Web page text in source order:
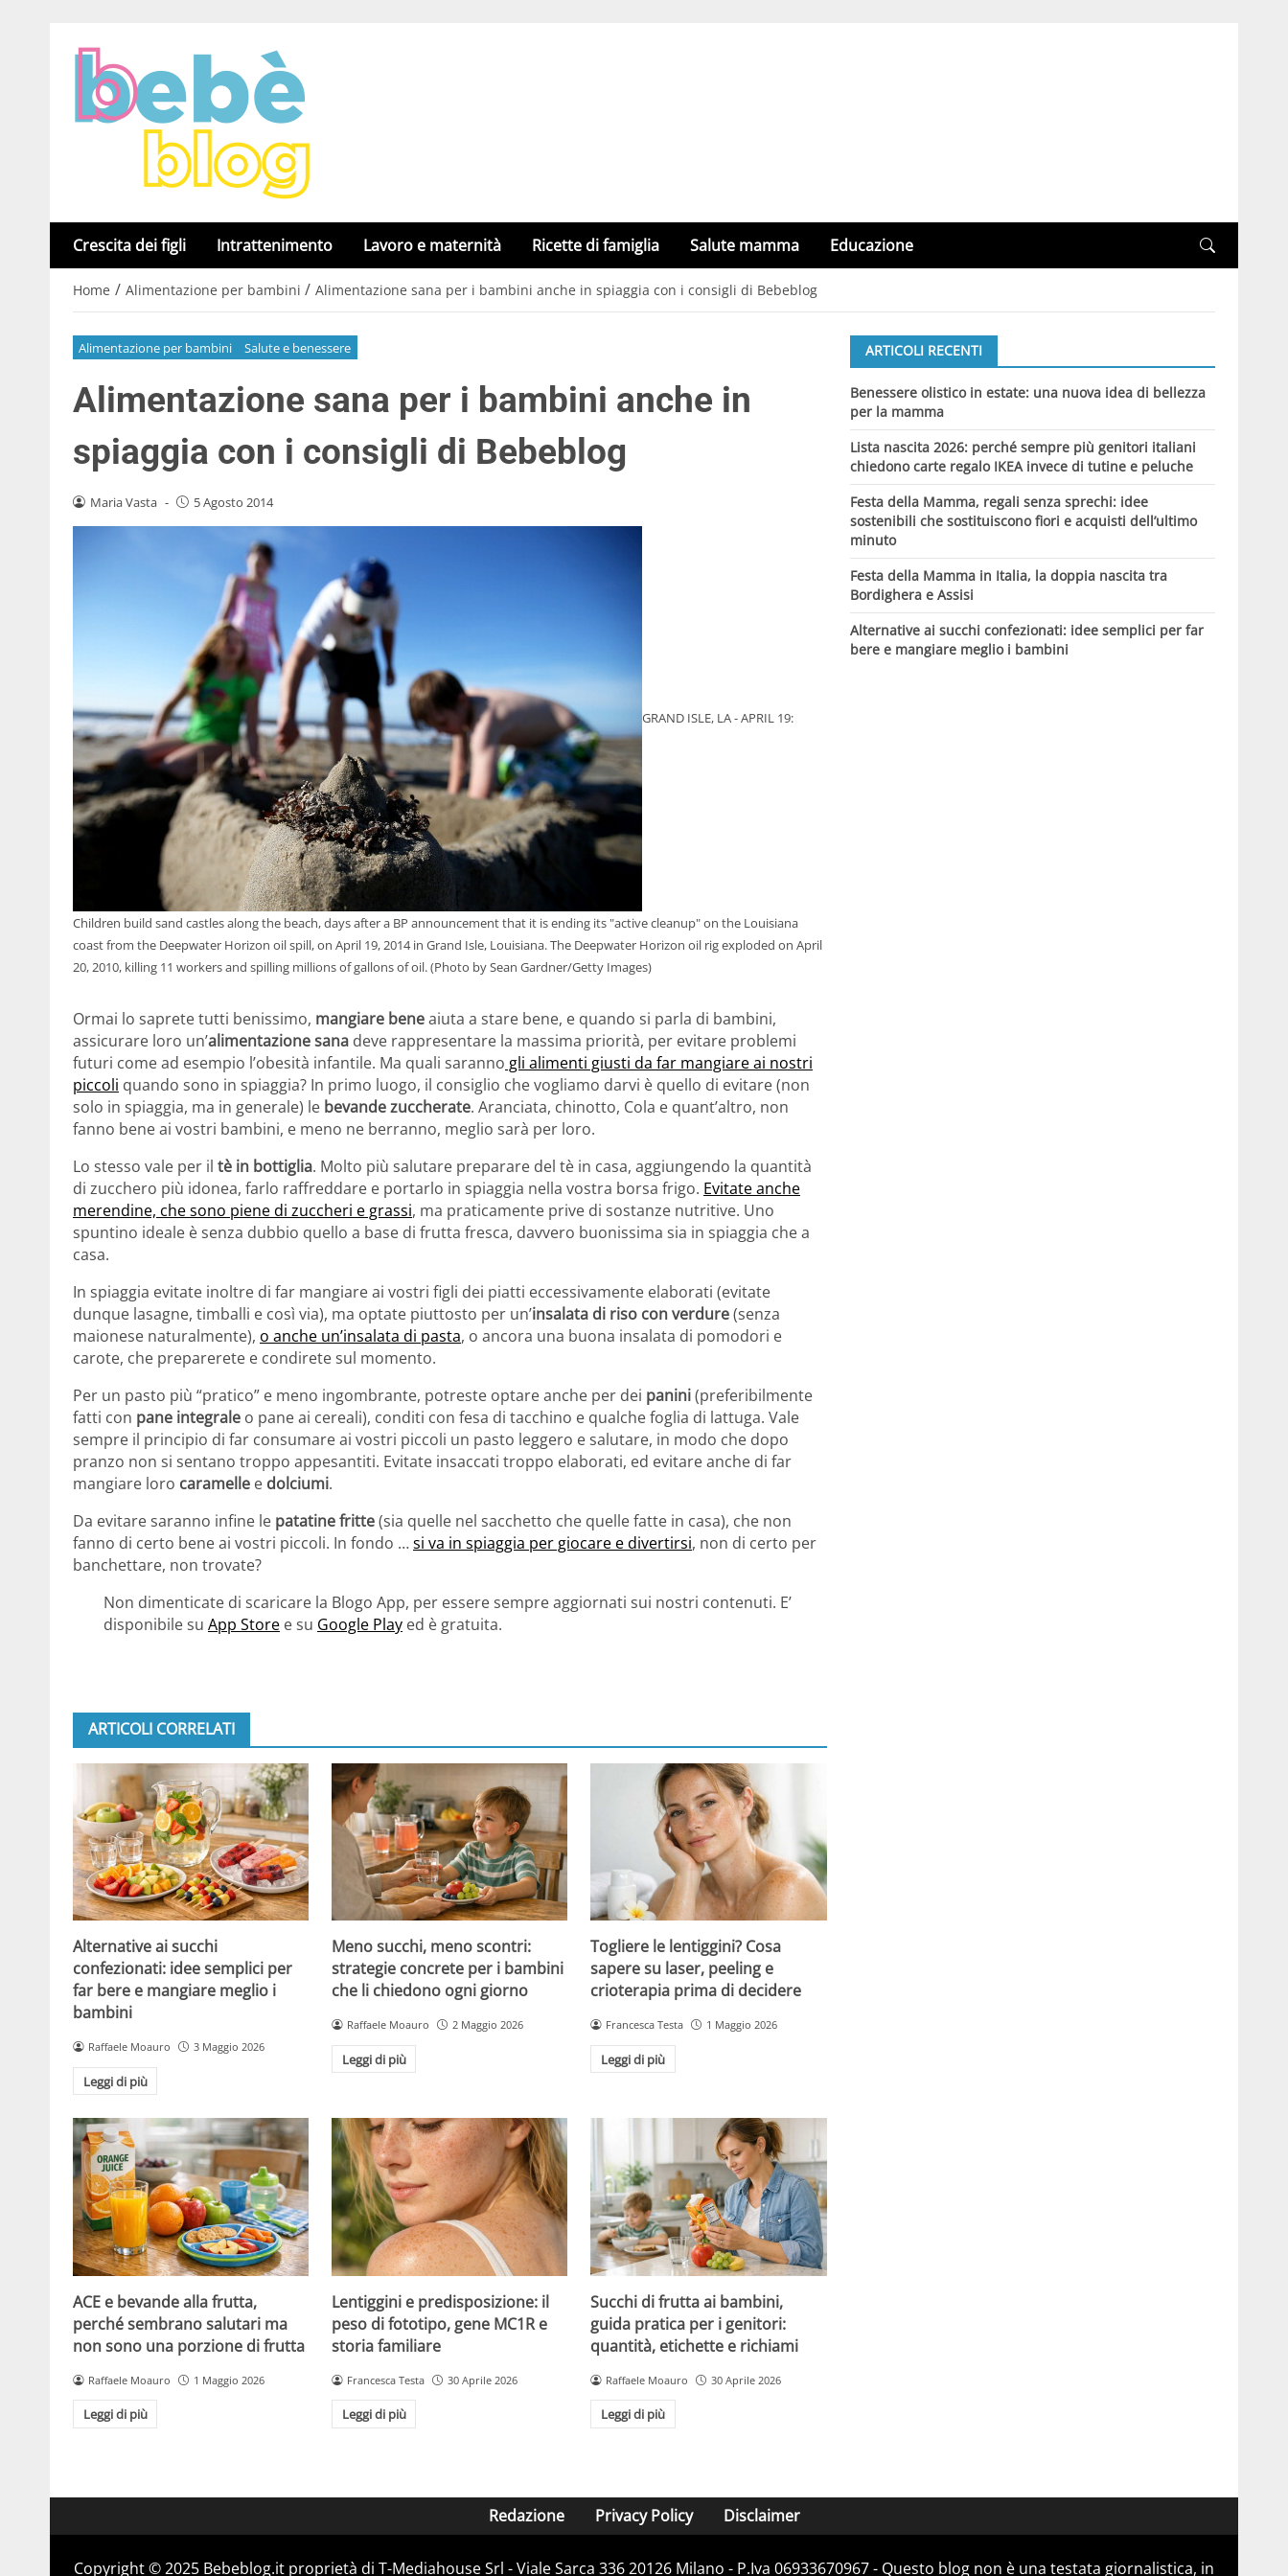
Crescita dei figli Intrattenimento Lavoro e maternità Ricette di famiglia Salute mamma Educazione
Home / Alimentazione per bambini / Alimentazione sana per i bambini anche in spiaggia con i consigli di Bebeblog
Alimentazione per bambini Salute e benessere
Alimentazione sana per i bambini anche in
spiaggia con i consigli di Bebeblog
Maria Vasta - 5 Agosto 2014
GRAND ISLE, LA - APRIL 19:
Children build sand castles along the beach, days after a BP announcement that it is ending its "active cleanup" on the Louisiana
coast from the Deepwater Horizon oil spill, on April 19, 2014 in Grand Isle, Louisiana. The Deepwater Horizon oil rig exploded on April
20, 2010, killing 11 workers and spilling millions of gallons of oil. (Photo by Sean Gardner/Getty Images)
Ormai lo saprete tutti benissimo, mangiare beneaiuta a stare bene, e quando si parla di bambini,
assicurare loro un’alimentazione sana deve rappresentare la massima priorità, per evitare problemi
futuri come ad esempio l’obesità infantile. Ma quali saranno gli alimenti giusti da far mangiare ai nostri
piccoli quando sono in spiaggia? In primo luogo, il consiglio che vogliamo darvi è quello di evitare (non
solo in spiaggia, ma in generale) le bevande zuccherate. Aranciata, chinotto, Cola e quant’altro, non
fanno bene ai vostri bambini, e meno ne berranno, meglio sarà per loro.
Lo stesso vale per il tè in bottiglia. Molto più salutare preparare del tè in casa, aggiungendo la quantità
di zucchero più idonea, farlo raffreddare e portarlo in spiaggia nella vostra borsa frigo. Evitate anche
merendine, che sono piene di zuccheri e grassi, ma praticamente prive di sostanze nutritive. Uno
spuntino ideale è senza dubbio quello a base di frutta fresca, davvero buonissima sia in spiaggia che a
casa.
In spiaggia evitate inoltre di far mangiare ai vostri figli dei piatti eccessivamente elaborati (evitate
dunque lasagne, timballi e così via), ma optate piuttosto per un’insalata di riso con verdure(senza
maionese naturalmente), o anche un’insalata di pasta, o ancora una buona insalata di pomodori e
carote, che preparerete e condirete sul momento.
Per un pasto più “pratico” e meno ingombrante, potreste optare anche per dei panini(preferibilmente
fatti con pane integrale o pane ai cereali), conditi con fesa di tacchino e qualche foglia di lattuga. Vale
sempre il principio di far consumare ai vostri piccoli un pasto leggero e salutare, in modo che dopo
pranzo non si sentano troppo appesantiti. Evitate insaccati troppo elaborati, ed evitare anche di far
mangiare loro caramelle e dolciumi.
Da evitare saranno infine le patatine fritte(sia quelle nel sacchetto che quelle fatte in casa), che non
fanno di certo bene ai vostri piccoli. In fondo …si va in spiaggia per giocare e divertirsi, non di certo per
banchettare, non trovate?
Non dimenticate di scaricare la Blogo App, per essere sempre aggiornati sui nostri contenuti. E’
disponibile su App Store e su Google Play ed è gratuita.
ARTICOLI CORRELATI
Alternative ai succhi
confezionati: idee semplici per
far bere e mangiare meglio i
bambini
Raffaele Moauro 3 Maggio 2026
Leggi di più
Meno succhi, meno scontri:
strategie concrete per i bambini
che li chiedono ogni giorno
Raffaele Moauro 2 Maggio 2026
Leggi di più
Togliere le lentiggini? Cosa
sapere su laser, peeling e
crioterapia prima di decidere
Francesca Testa 1 Maggio 2026
Leggi di più
ACE e bevande alla frutta,
perché sembrano salutari ma
non sono una porzione di frutta
Raffaele Moauro 1 Maggio 2026
Leggi di più
Lentiggini e predisposizione: il
peso di fototipo, gene MC1R e
storia familiare
Francesca Testa 30 Aprile 2026
Leggi di più
Succhi di frutta ai bambini,
guida pratica per i genitori:
quantità, etichette e richiami
Raffaele Moauro 30 Aprile 2026
Leggi di più
ARTICOLI RECENTI
Benessere olistico in estate: una nuova idea di bellezza
per la mamma
Lista nascita 2026: perché sempre più genitori italiani
chiedono carte regalo IKEA invece di tutine e peluche
Festa della Mamma, regali senza sprechi: idee
sostenibili che sostituiscono fiori e acquisti dell’ultimo
minuto
Festa della Mamma in Italia, la doppia nascita tra
Bordighera e Assisi
Alternative ai succhi confezionati: idee semplici per far
bere e mangiare meglio i bambini
Redazione Privacy Policy Disclaimer
Copyright © 2025 Bebeblog.it proprietà di T-Mediahouse Srl - Viale Sarca 336 20126 Milano - P.Iva 06933670967 - Questo blog non è una testata giornalistica, in